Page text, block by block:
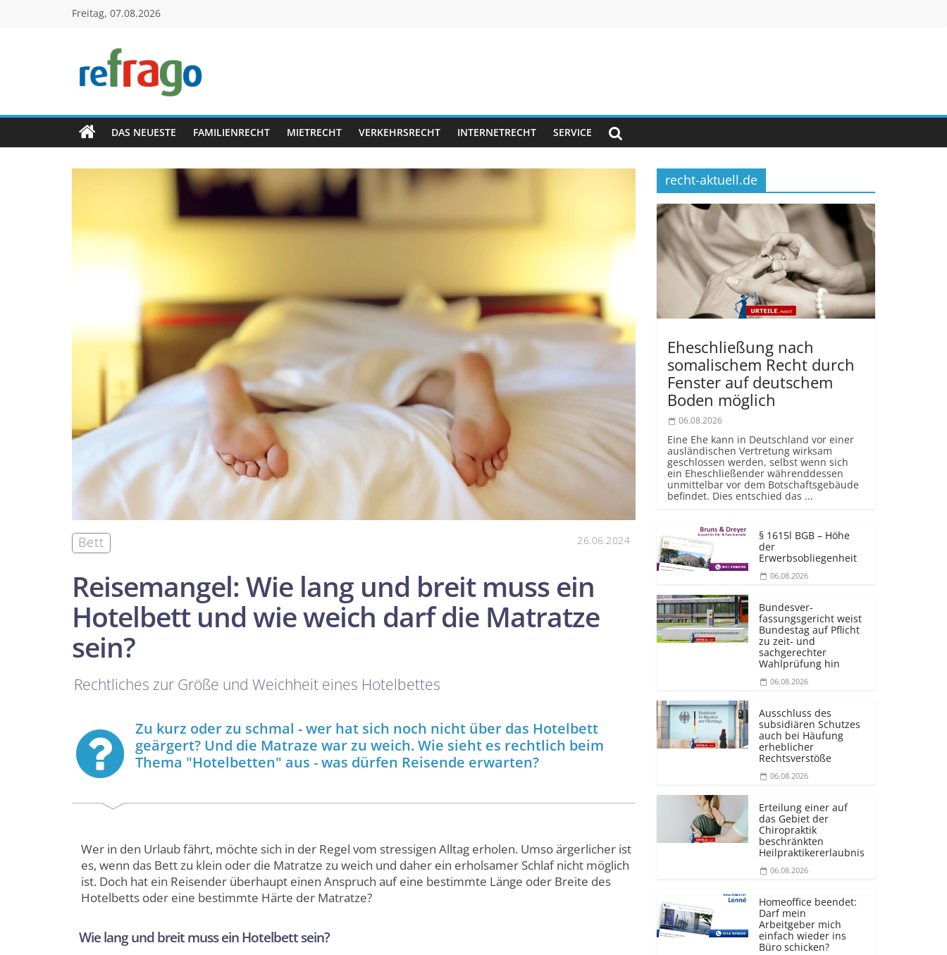
Freitag, 07.08.2026
refrago
Rechtsfragen
online
verständlich
erklärt
DAS NEUESTE FAMILIENRECHT MIETRECHT VERKEHRSRECHT INTERNETRECHT SERVICE
Bett 26.06.2024
Reisemangel: Wie lang und breit muss ein
Hotelbett und wie weich darf die Matratze
sein?
Rechtliches zur Größe und Weichheit eines Hotelbettes
Zu kurz oder zu schmal - wer hat sich noch nicht über das Hotelbett
geärgert? Und die Matraze war zu weich. Wie sieht es rechtlich beim
Thema "Hotelbetten" aus - was dürfen Reisende erwarten?
Wer in den Urlaub fährt, möchte sich in der Regel vom stressigen Alltag erholen. Umso ärgerlicher ist
es, wenn das Bett zu klein oder die Matratze zu weich und daher ein erholsamer Schlaf nicht möglich
ist. Doch hat ein Reisender überhaupt einen Anspruch auf eine bestimmte Länge oder Breite des
Hotelbetts oder eine bestimmte Härte der Matratze?
Wie lang und breit muss ein Hotelbett sein?
recht-aktuell.de
Eheschließung nach
somalischem Recht durch
Fenster auf deutschem
Boden möglich
06.08.2026
Eine Ehe kann in Deutschland vor einer
ausländischen Vertretung wirksam
geschlossen werden, selbst wenn sich
ein Eheschließender währenddessen
unmittelbar vor dem Botschaftsgebäude
befindet. Dies entschied das ...
§ 1615l BGB – Höhe
der
Erwerbsobliegenheit
06.08.2026
Bundesver­
fassungsgericht weist
Bundestag auf Pflicht
zu zeit- und
sachgerechter
Wahlprüfung hin
06.08.2026
Ausschluss des
subsidiären Schutzes
auch bei Häufung
erheblicher
Rechtsverstöße
06.08.2026
Erteilung einer auf
das Gebiet der
Chiropraktik
beschränkten
Heilprakti­kererlaubnis
06.08.2026
Homeoffice beendet:
Darf mein
Arbeitgeber mich
einfach wieder ins
Büro schicken?